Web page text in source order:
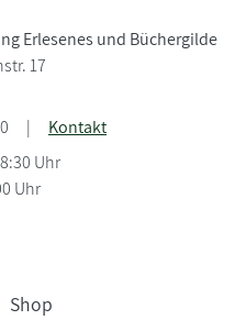
Erlesenes und Büchergilde
17
|
Kontakt
Uhr
Uhr
Shop